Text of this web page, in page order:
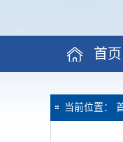
首页
当前位置：